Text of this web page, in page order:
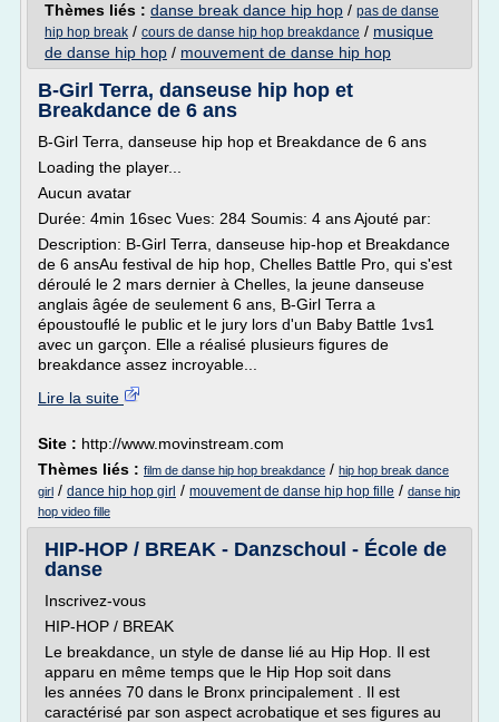
Thèmes liés : danse break dance hip hop / pas de danse
hip hop break / cours de danse hip hop breakdance / musique
de danse hip hop / mouvement de danse hip hop
B-Girl Terra, danseuse hip hop et
Breakdance de 6 ans
B-Girl Terra, danseuse hip hop et Breakdance de 6 ans
Loading the player...
Aucun avatar
Durée: 4min 16sec Vues: 284 Soumis: 4 ans Ajouté par:
Description: B-Girl Terra, danseuse hip-hop et Breakdance
de 6 ansAu festival de hip hop, Chelles Battle Pro, qui s'est
déroulé le 2 mars dernier à Chelles, la jeune danseuse
anglais âgée de seulement 6 ans, B-Girl Terra a
époustouflé le public et le jury lors d'un Baby Battle 1vs1
avec un garçon. Elle a réalisé plusieurs figures de
breakdance assez incroyable...
Lire la suite
Site : http://www.movinstream.com
Thèmes liés : film de danse hip hop breakdance / hip hop break dance
girl / dance hip hop girl / mouvement de danse hip hop fille / danse hip
hop video fille
HIP-HOP / BREAK - Danzschoul - École de
danse
Inscrivez-vous
HIP-HOP / BREAK
Le breakdance, un style de danse lié au Hip Hop. Il est
apparu en même temps que le Hip Hop soit dans
les années 70 dans le Bronx principalement . Il est
caractérisé par son aspect acrobatique et ses figures au